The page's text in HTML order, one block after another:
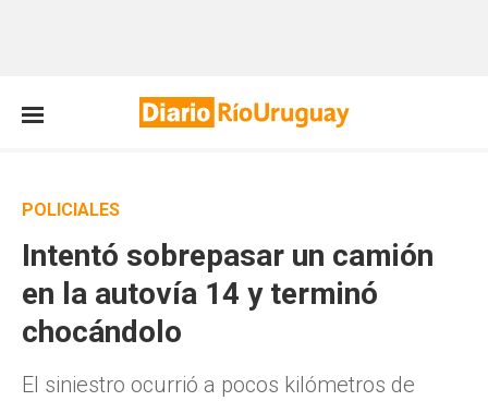
POLICIALES
Intentó sobrepasar un camión
en la autovía 14 y terminó
chocándolo
El siniestro ocurrió a pocos kilómetros de